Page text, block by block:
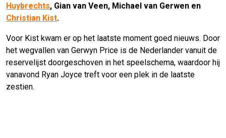
Huybrechts, Gian van Veen, Michael van Gerwen en
Christian Kist.
Voor Kist kwam er op het laatste moment goed nieuws. Door
het wegvallen van Gerwyn Price is de Nederlander vanuit de
reservelijst doorgeschoven in het speelschema, waardoor hij
vanavond Ryan Joyce treft voor een plek in de laatste
zestien.